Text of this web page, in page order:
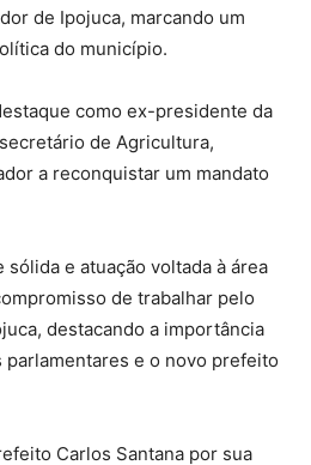
de Ipojuca, marcando um
do município.
como ex-presidente da
de Agricultura,
a reconquistar um mandato
e atuação voltada à área
de trabalhar pelo
destacando a importância
parlamentares e o novo prefeito
Carlos Santana por sua